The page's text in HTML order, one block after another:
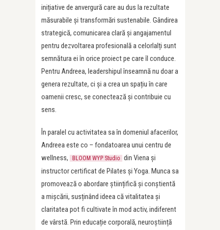
inițiative de anvergură care au dus la rezultate
măsurabile și transformări sustenabile. Gândirea
strategică, comunicarea clară și angajamentul
pentru dezvoltarea profesională a celorlalți sunt
semnătura ei în orice proiect pe care îl conduce.
Pentru Andreea, leadershipul înseamnă nu doar a
genera rezultate, ci și a crea un spațiu în care
oamenii cresc, se conectează și contribuie cu
sens.
În paralel cu activitatea sa în domeniul afacerilor,
Andreea este co – fondatoarea unui centru de
wellness,
BLOOM WYP Studio din Viena și
instructor certificat de Pilates și Yoga. Munca sa
promovează o abordare științifică și conștientă
a mișcării, susținând ideea că vitalitatea și
claritatea pot fi cultivate în mod activ, indiferent
de vârstă. Prin educație corporală, neuroștiință